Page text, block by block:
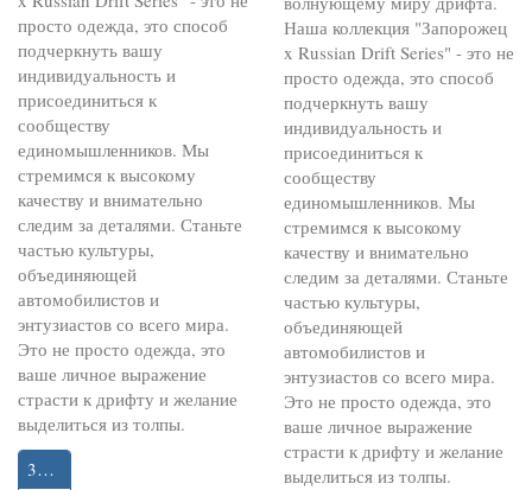
просто одежда, это способ
подчеркнуть вашу
индивидуальность и
присоединиться к
сообществу
единомышленников. Мы
стремимся к высокому
качеству и внимательно
следим за деталями. Станьте
частью культуры,
объединяющей
автомобилистов и
энтузиастов со всего мира.
Это не просто одежда, это
ваше личное выражение
страсти к дрифту и желание
выделиться из толпы.
35-40
Наша коллекция "Запорожец
x Russian Drift Series" - это не
просто одежда, это способ
подчеркнуть вашу
индивидуальность и
присоединиться к
сообществу
единомышленников. Мы
стремимся к высокому
качеству и внимательно
следим за деталями. Станьте
частью культуры,
объединяющей
автомобилистов и
энтузиастов со всего мира.
Это не просто одежда, это
ваше личное выражение
страсти к дрифту и желание
выделиться из толпы.